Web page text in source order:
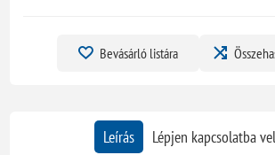
Bevásárló listára
Leírás Lépjen kapcsolatba